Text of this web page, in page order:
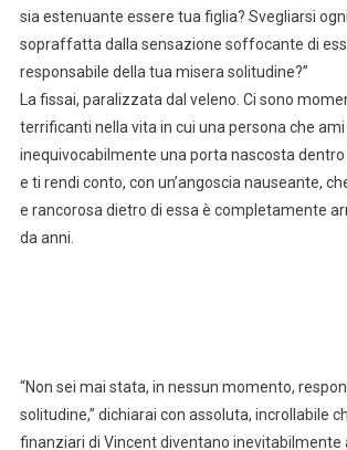
sia estenuante essere tua figlia? Svegliarsi
sopraffatta dalla sensazione soffocante di
responsabile della tua misera solitudine?”
La fissai, paralizzata dal veleno. Ci sono
terrificanti nella vita in cui una persona che ami
inequivocabilmente una porta nascosta
e ti rendi conto, con un’angoscia nauseante,
e rancorosa dietro di essa è completamente
da anni.
“Non sei mai stata, in nessun momento,
solitudine,” dichiarai con assoluta, incrollabile
finanziari di Vincent diventano inevitabilmente